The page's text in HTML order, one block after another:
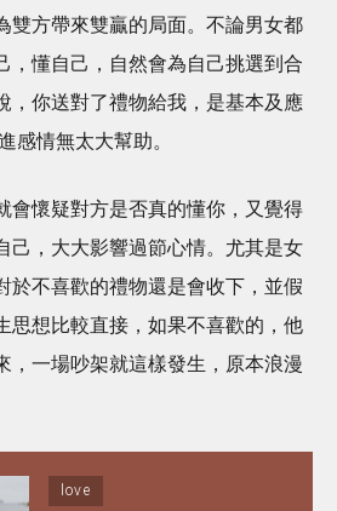
雙方帶來雙贏的局面。不論男女都
，懂自己，自然會為自己挑選到合
，你送對了禮物給我，是基本及應
感情無太大幫助。
會懷疑對方是否真的懂你，又覺得
己，大大影響過節心情。尤其是女
於不喜歡的禮物還是會收下，並假
思想比較直接，如果不喜歡的，他
，一場吵架就這樣發生，原本浪漫
love